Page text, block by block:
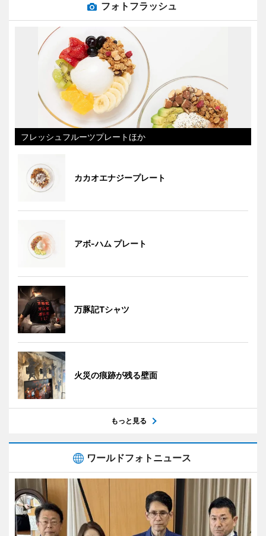
フォトフラッシュ
フレッシュフルーツプレートほか
カカオエナジープレート
アボ-ハム プレート
万豚記Tシャツ
火災の痕跡が残る壁面
もっと見る
ワールドフォトニュース